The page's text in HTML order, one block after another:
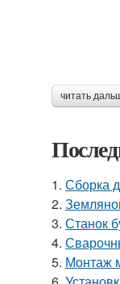
читать
1. Сборка
2.
3. Станок
4.
5. Монтаж